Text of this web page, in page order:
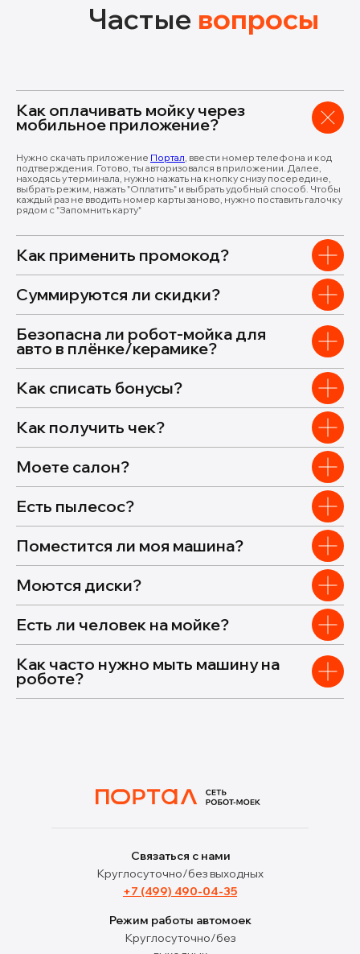
Частые вопросы
Как оплачивать мойку через
мобильное приложение?
Нужно скачать приложение Портал, ввести номер телефона и код
подтверждения. Готово, ты авторизовался в приложении. Далее,
находясь у терминала, нужно нажать на кнопку снизу посередине,
выбрать режим, нажать "Оплатить" и выбрать удобный способ. Чтобы
каждый раз не вводить номер карты заново, нужно поставить галочку
рядом с "Запомнить карту"
Как применить промокод?
Суммируются ли скидки?
Безопасна ли робот-мойка для
авто в плёнке/керамике?
Как списать бонусы?
Как получить чек?
Моете салон?
Есть пылесос?
Поместится ли моя машина?
Моются диски?
Есть ли человек на мойке?
Как часто нужно мыть машину на
роботе?
+7 (499) 490-04-35
Круглосуточно/без
Связаться с нами
Режим работы автомоек
Круглосуточно/без выходных